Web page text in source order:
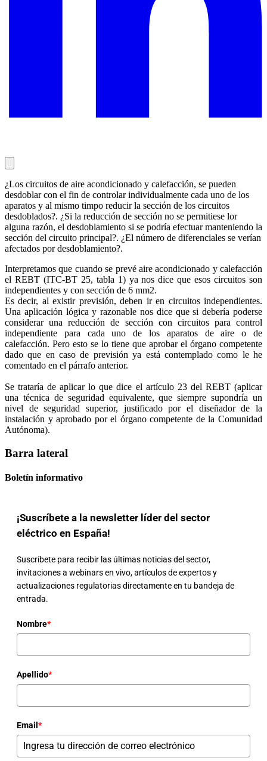
¿Los circuitos de aire acondicionado y calefacción, se pueden
desdoblar con el fin de controlar individualmente cada uno de los
aparatos y al mismo timpo reducir la sección de los circuitos
desdoblados?. ¿Si la reducción de sección no se permitiese lor
alguna razón, el desdoblamiento si se podría efectuar manteniendo la
sección del circuito principal?. ¿El número de diferenciales se verían
afectados por desdoblamiento?.
Interpretamos que cuando se prevé aire acondicionado y calefacción
el REBT (ITC-BT 25, tabla 1) ya nos dice que esos circuitos son
independientes y con sección de 6 mm2.
Es decir, al existir previsión, deben ir en circuitos independientes.
Una aplicación lógica y razonable nos dice que si debería poderse
considerar una reducción de sección con circuitos para control
independiente para cada uno de los aparatos de aire o de
calefacción. Pero esto se lo tiene que aprobar el órgano competente
dado que en caso de previsión ya está contemplado como le he
comentado en el párrafo anterior.
Se trataría de aplicar lo que dice el artículo 23 del REBT (aplicar
una técnica de seguridad equivalente, que siempre supondría un
nivel de seguridad superior, justificado por el diseñador de la
instalación y aprobado por el órgano competente de la Comunidad
Autónoma).
Barra lateral
Boletín informativo
¡Suscríbete a la newsletter líder del sector
eléctrico en España!
Suscríbete para recibir las últimas noticias del sector,
invitaciones a webinars en vivo, artículos de expertos y
actualizaciones regulatorias directamente en tu bandeja de
entrada.
Nombre*
Apellido*
Email *